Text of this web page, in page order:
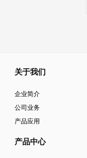
关于我们
企业简介
公司业务
产品应用
产品中心